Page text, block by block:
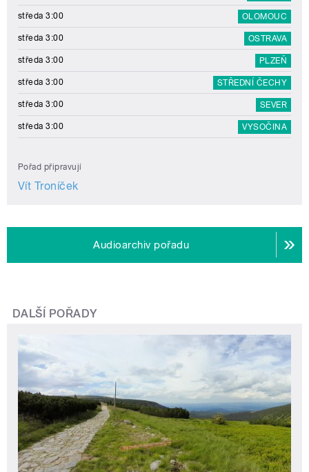
středa 3:00 OLOMOUC
středa 3:00 OSTRAVA
středa 3:00 PLZEŇ
středa 3:00 STŘEDNÍ ČECHY
středa 3:00 SEVER
středa 3:00 VYSOČINA
Pořad připravují
Vít Troníček
Audioarchiv pořadu
DALŠÍ POŘADY